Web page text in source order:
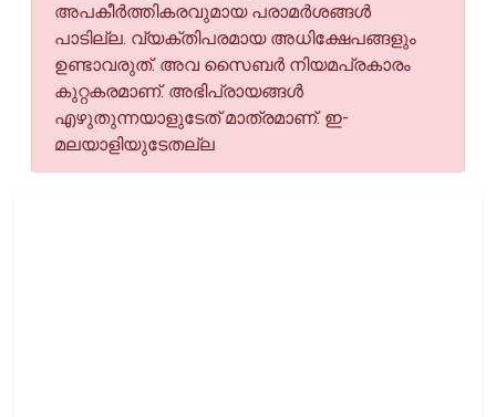
അപകീര്‍ത്തികരവുമായ പരാമര്‍ശങ്ങള്‍
പാടില്ല. വ്യക്തിപരമായ അധിക്ഷേപങ്ങളും
ഉണ്ടാവരുത്. അവ സൈബര്‍ നിയമപ്രകാരം
കുറ്റകരമാണ്. അഭിപ്രായങ്ങള്‍
എഴുതുന്നയാളുടേത് മാത്രമാണ്. ഇ-
മലയാളിയുടേതല്ല